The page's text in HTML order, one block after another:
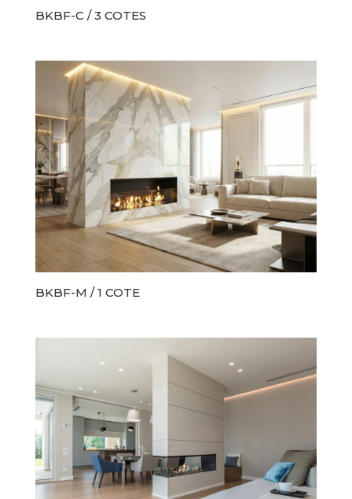
BKBF-C / 3 COTES
BKBF-M / 1 COTE